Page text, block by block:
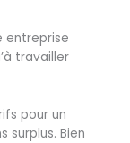
entreprise
travailler
pour un
surplus. Bien